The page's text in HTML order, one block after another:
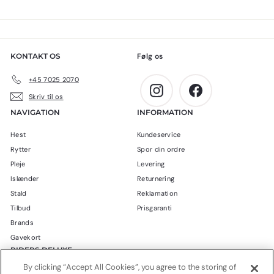
0
,
r
0
k
KONTAKT OS
+45 7025 2070
Skriv til os
Følg os
Instagram
NAVIGATION
Hest
Rytter
Pleje
Islænder
Stald
Tilbud
Brands
Gavekort
INFORMATION
Kundeservice
Spor din ordre
Levering
Returnering
Reklamation
Prisgaranti
RIDERS DELUXE
BlogBy clicking “Accept All Cookies”, you agree to the storing of